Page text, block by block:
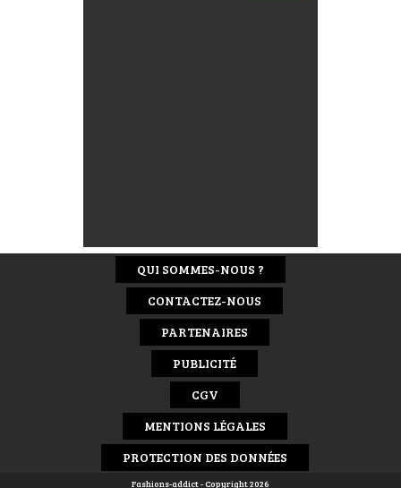
QUI SOMMES-NOUS ?
CONTACTEZ-NOUS
PARTENAIRES
PUBLICITÉ
CGV
MENTIONS LÉGALES
PROTECTION DES DONNÉES
Fashions-addict - Copyright 2026